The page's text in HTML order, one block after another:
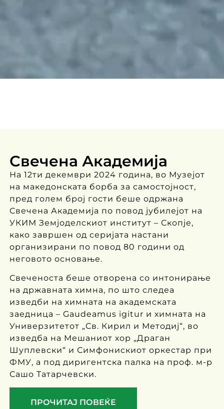
Свечена Академија
На 12ти декември 2024 година, во Музејот
на македонската борба за самостојност,
пред голем број гости беше одржана
Свечена Академија по повод јубилејот на
УКИМ Земјоделскиот институт – Скопје,
како завршен од серијата настани
организирани по повод 80 години од
неговото основање.
Свеченоста беше отворена со интонирање
на државната химна, по што следеа
изведби на химната на академската
заедница – Gaudeamus igitur и химната на
Универзитетот „Св. Кирил и Методиј“, во
изведба на Мешаниот хор „Драган
Шуплевски“ и Симфонискиот оркестар при
ФМУ, а под диригентска палка на проф. м-р
Сашо Татарчевски.
ПРОЧИТАЈ ПОВЕЌЕ